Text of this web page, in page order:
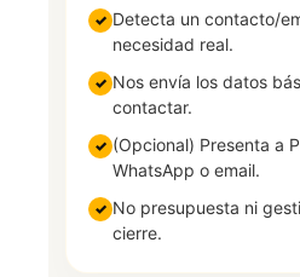
✓ Detecta un contacto/
necesidad real.
✓ Nos envía los datos
contactar.
✓ (Opcional) Presenta a
WhatsApp o email.
✓ No presupuesta ni
cierre.